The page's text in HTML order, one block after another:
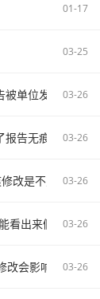
01-17
03-25
单位发现容易把
03-26
无痕PS修改和
03-26
是不对的容易
03-26
看出来假的征信
03-26
改会影响后续职场
03-26